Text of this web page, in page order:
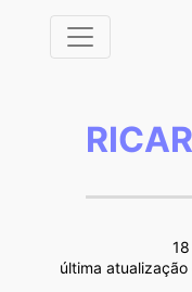
última